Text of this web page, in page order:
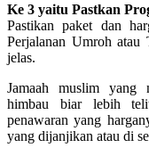
Ke 3 yaitu Pastkan
Pastikan paket dan
Perjalanan Umroh
jelas.
Jamaah muslim yang
himbau biar lebih
penawaran yang
yang dijanjikan atau di